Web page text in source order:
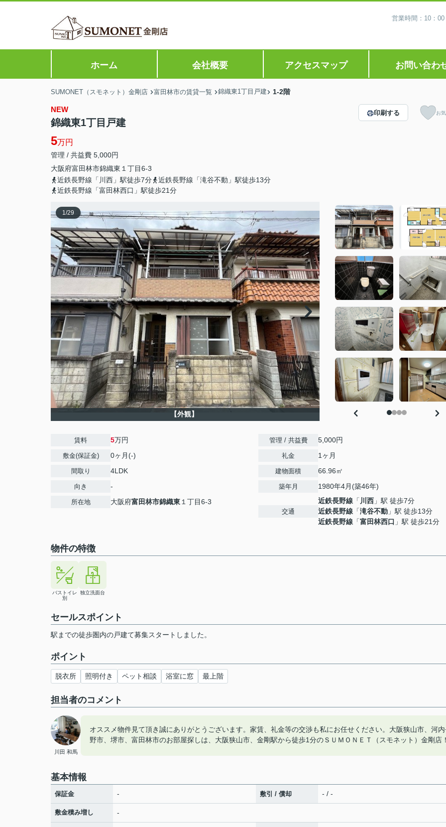
営業時間：10：
ホーム 会社概要 アクセスマップ お問い合わ
SUMONET（スモネット）金剛店 富田林市の賃貸一覧 錦織東1丁目戸建 1-2階
NEW
錦織東1丁目戸建
5万円
管理 / 共益費 5,000円
大阪府富田林市錦織東 １丁目6-3
近鉄長野線「川西」駅徒歩7分
近鉄長野線「滝谷不動」駅徒歩13分
近鉄長野線「富田林西口」駅徒歩21分
印刷する お
1/29
【外観】
賃料 5万円
敷金(保証金) 0ヶ月(-)
間取り 4LDK
向き -
所在地 大阪府富田林市錦織東 １丁目6-3
管理 / 共益費 5,000円
礼金 1ヶ月
建物面積 66.96㎡
築年月 1980年4月(築46年)
交通
近鉄長野線 「 川西 」駅 徒歩7分
近鉄長野線 「滝谷不動 」駅 徒歩13分
近鉄長野線 「富田林西口 」駅 徒歩21分
物件の特徴
バストイレ
別
独立洗面台
セールスポイント
駅までの徒歩圏内の戸建て募集スタートしました。
ポイント
脱衣所 照明付き ペット相談 浴室に窓 最上階
担当者のコメント
川田 和馬
オススメ物件見て頂き誠にありがとうございます。家賃、礼金等の交渉も私にお任せください。大阪狭山市、河
野市、堺市、富田林市のお部屋探しは、大阪狭山市、金剛駅から徒歩1分のＳＵＭＯＮＥＴ（スモネット）金剛店
基本情報
保証金 - 敷引 / 償却 - / -
敷金積み増し -